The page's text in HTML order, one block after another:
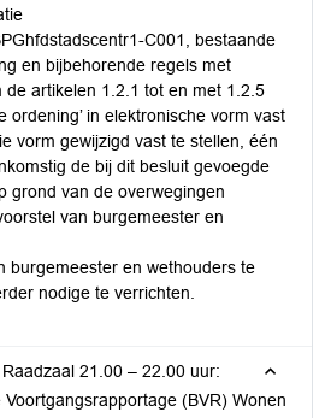
C001, bestaande
en bijbehorende regels met
de artikelen 1.2.1 tot en met 1.2.5
ordening’ in elektronische vorm vast
vorm gewijzigd vast te stellen, één
de bij dit besluit gevoegde
grond van de overwegingen
van burgemeester en
burgemeester en wethouders te
nodige te verrichten.
21.00 – 22.00 uur:
Voortgangsrapportage (BVR) Wonen